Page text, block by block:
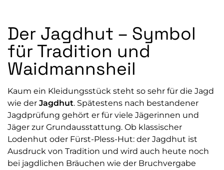
Der Jagdhut – Symbol
für Tradition und
Waidmannsheil
Kaum ein Kleidungsstück steht so sehr für die Jagd
wie der Jagdhut. Spätestens nach bestandener
Jagdprüfung gehört er für viele Jägerinnen und
Jäger zur Grundausstattung. Ob klassischer
Lodenhut oder Fürst-Pless-Hut: der Jagdhut ist
Ausdruck von Tradition und wird auch heute noch
bei jagdlichen Bräuchen wie der Bruchvergabe